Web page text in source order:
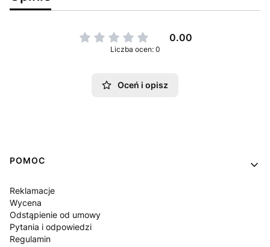
0.00
Liczba ocen: 0
Oceń i opisz
Linki w stopce
POMOC
Reklamacje
Wycena
Odstąpienie od umowy
Pytania i odpowiedzi
Regulamin